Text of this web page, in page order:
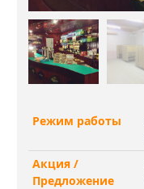
Режим работы
Акция /
Предложение